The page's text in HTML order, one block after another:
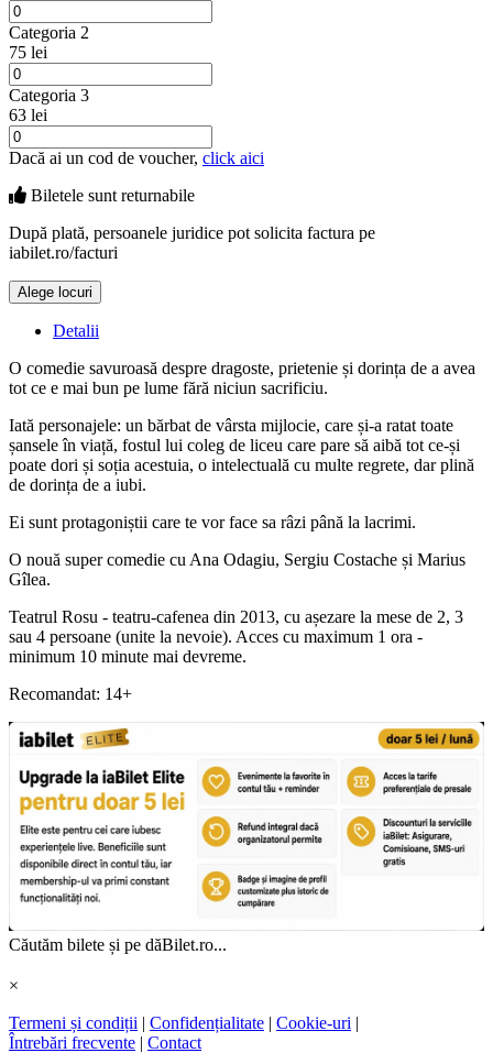
Categoria 2
75 lei
Categoria 3
63 lei
Dacă ai un cod de voucher, click aici
Biletele sunt returnabile
După plată, persoanele juridice pot solicita factura pe
iabilet.ro/facturi
Alege locuri
Detalii
O comedie savuroasă despre dragoste, prietenie și dorința de a avea
tot ce e mai bun pe lume fără niciun sacrificiu.
Iată personajele: un bărbat de vârsta mijlocie, care și-a ratat toate
șansele în viață, fostul lui coleg de liceu care pare să aibă tot ce-și
poate dori și soția acestuia, o intelectuală cu multe regrete, dar plină
de dorința de a iubi.
Ei sunt protagoniștii care te vor face sa râzi până la lacrimi.
O nouă super comedie cu Ana Odagiu, Sergiu Costache și Marius
Gîlea.
Teatrul Rosu - teatru-cafenea din 2013, cu așezare la mese de 2, 3
sau 4 persoane (unite la nevoie). Acces cu maximum 1 ora -
minimum 10 minute mai devreme.
Recomandat: 14+
Căutăm bilete și pe dăBilet.ro...
×
Termeni și condiții | Confidențialitate | Cookie-uri |
Întrebări frecvente | Contact